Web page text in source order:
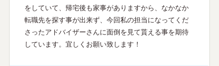
をしていて、帰宅後も家事がありますから、なかなか
転職先を探す事が出来ず、今回私の担当になってくだ
さったアドバイザーさんに面倒を見て貰える事を期待
しています。宜しくお願い致します！